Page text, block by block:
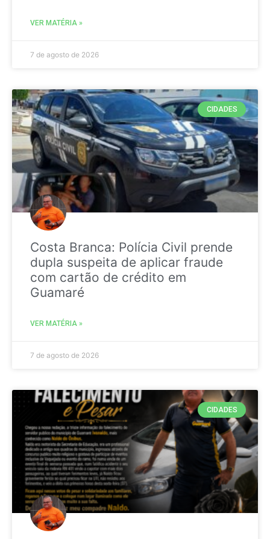
VER MATÉRIA »
7 de agosto de 2026
CIDADES
Costa Branca: Polícia Civil prende
dupla suspeita de aplicar fraude
com cartão de crédito em
Guamaré
VER MATÉRIA »
7 de agosto de 2026
CIDADES